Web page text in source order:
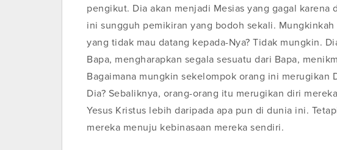
pengikut. Dia akan menjadi Mesias yang gagal karena
ini sungguh pemikiran yang bodoh sekali.
yang tidak mau datang kepada-Nya? Tidak mungkin.
Bapa, mengharapkan segala sesuatu dari Bapa,
Bagaimana mungkin sekelompok orang ini merugikan
Dia? Sebaliknya, orang-orang itu merugikan diri
Yesus Kristus lebih daripada apa pun di dunia ini.
mereka menuju kebinasaan mereka sendiri.